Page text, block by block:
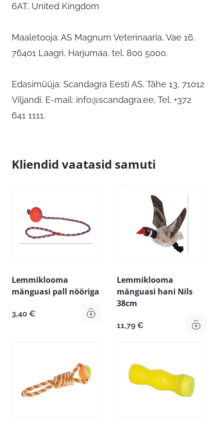
6AT, United Kingdom
Maaletooja: AS Magnum Veterinaaria, Vae 16,
76401 Laagri, Harjumaa, tel. 800 5000.
Edasimüüja: Scandagra Eesti AS, Tähe 13, 71012
Viljandi. E-mail: info@scandagra.ee, Tel. +372
641 1111.
Kliendid vaatasid samuti
Lemmiklooma
mänguasi pall nööriga
3,40 €
Lemmiklooma
mänguasi hani Nils
38cm
11,79 €